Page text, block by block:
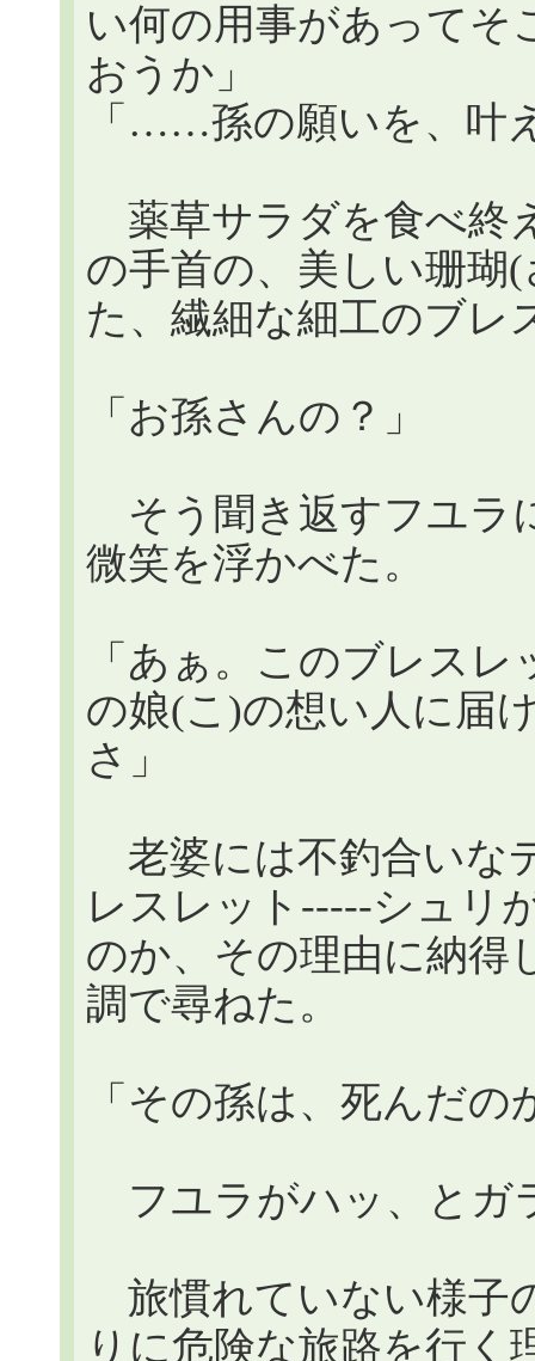
い何の用事があってそ
おうか」
「……孫の願いを、叶
薬草サラダを食べ終
の手首の、美しい珊瑚
た、繊細な細工のブレ
「お孫さんの？」
そう聞き返すフユラ
微笑を浮かべた。
「あぁ。このブレス
の娘(こ)の想い人に届
さ」
老婆には不釣合いな
レスレット-----シュリ
のか、その理由に納得
調で尋ねた。
「その孫は、死んだの
フユラがハッ、とガ
旅慣れていない様子
りに危険な旅路を行く